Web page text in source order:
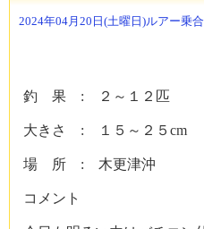
2024年04月20日(土曜日)ルアー乗
釣 果 : ２～１２匹
大きさ : １５～２５cm
場 所 : 木更津沖
コメント